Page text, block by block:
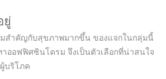
ยู่
สำคัญกับสุขภาพมากขึ้น ของแจกในกลุ่มนี้
ออฟฟิศซินโดรม จึงเป็นตัวเลือกที่น่าสนใจ
บริโภค